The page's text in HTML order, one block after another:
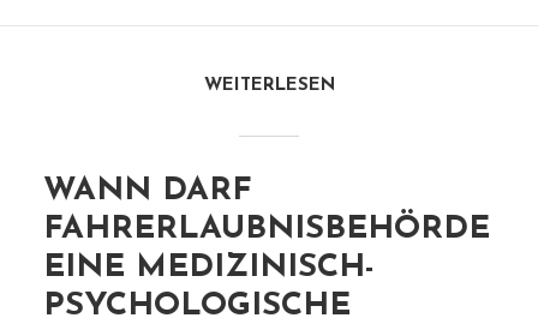
WEITERLESEN
WANN DARF
FAHRERLAUBNISBEHÖRDE
EINE MEDIZINISCH-
PSYCHOLOGISCHE